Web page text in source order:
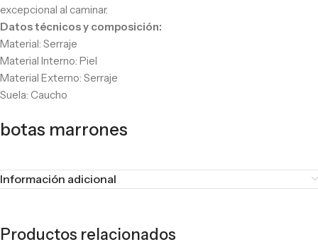
excepcional al caminar.
Datos técnicos y composición:
Material: Serraje
Material Interno: Piel
Material Externo: Serraje
Suela: Caucho
botas marrones
Información adicional
Productos relacionados